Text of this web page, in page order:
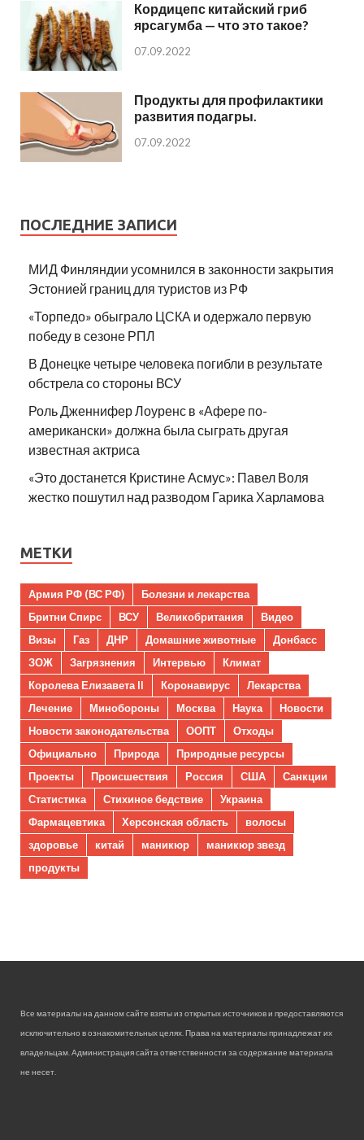
Кордицепс китайский гриб
ярсагумба — что это такое?
07.09.2022
Продукты для профилактики
развития подагры.
07.09.2022
ПОСЛЕДНИЕ ЗАПИСИ
МИД Финляндии усомнился в законности закрытия
Эстонией границ для туристов из РФ
«Торпедо» обыграло ЦСКА и одержало первую
победу в сезоне РПЛ
В Донецке четыре человека погибли в результате
обстрела со стороны ВСУ
Роль Дженнифер Лоуренс в «Афере по-
американски» должна была сыграть другая
известная актриса
«Это достанется Кристине Асмус»: Павел Воля
жестко пошутил над разводом Гарика Харламова
МЕТКИ
Армия РФ (ВС РФ)
Болезни и лекарства
Бритни Спирс
ВСУ Великобритания
Видео
Визы
Газ ДНР Домашние животные
Донбасс
ЗОЖ
Загрязнения Интервью
Климат
Королева Елизавета II
Коронавирус
Лекарства
Лечение
Минобороны Москва Наука
Новости
Новости законодательства
ООПТ
Отходы
Официально
Природа
Природные ресурсы
Проекты
Происшествия Россия США
Санкции
Статистика
Стихиное бедствие
Украина
Фармацевтика
Херсонская область
волосы
здоровье
китай маникюр
маникюр звезд
продукты
Все материалы на данном сайте взяты из открытых источников и предоставляются
исключительно в ознакомительных целях. Права на материалы принадлежат их
владельцам. Администрация сайта ответственности за содержание материала
не несет.